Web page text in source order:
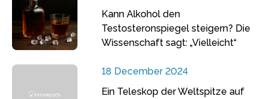
Kann Alkohol den
Testosteronspiegel steigern? Die
Wissenschaft sagt: „Vielleicht“
18 December 2024
Ein Teleskop der Weltspitze auf